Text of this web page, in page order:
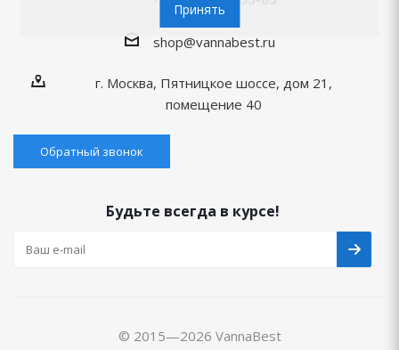
shop@vannabest.ru
г. Москва, Пятницкое шоссе, дом 21,
помещение 40
Обратный звонок
Будьте всегда в курсе!
© 2015—2026 VannaBest
Принять